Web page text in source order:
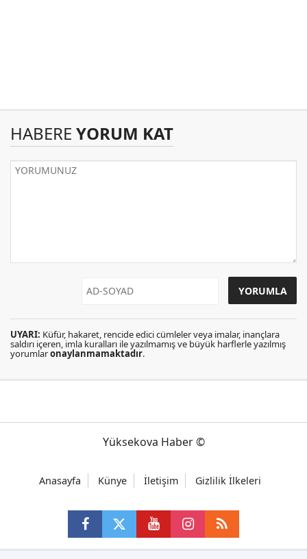
HABERE YORUM KAT
UYARI: Küfür, hakaret, rencide edici cümleler veya imalar, inançlara
saldırı içeren, imla kuralları ile yazılmamış ve büyük harflerle yazılmış
yorumlaronaylanmamaktadır.
Yüksekova Haber ©
Anasayfa Künye İletişim Gizlilik İlkeleri